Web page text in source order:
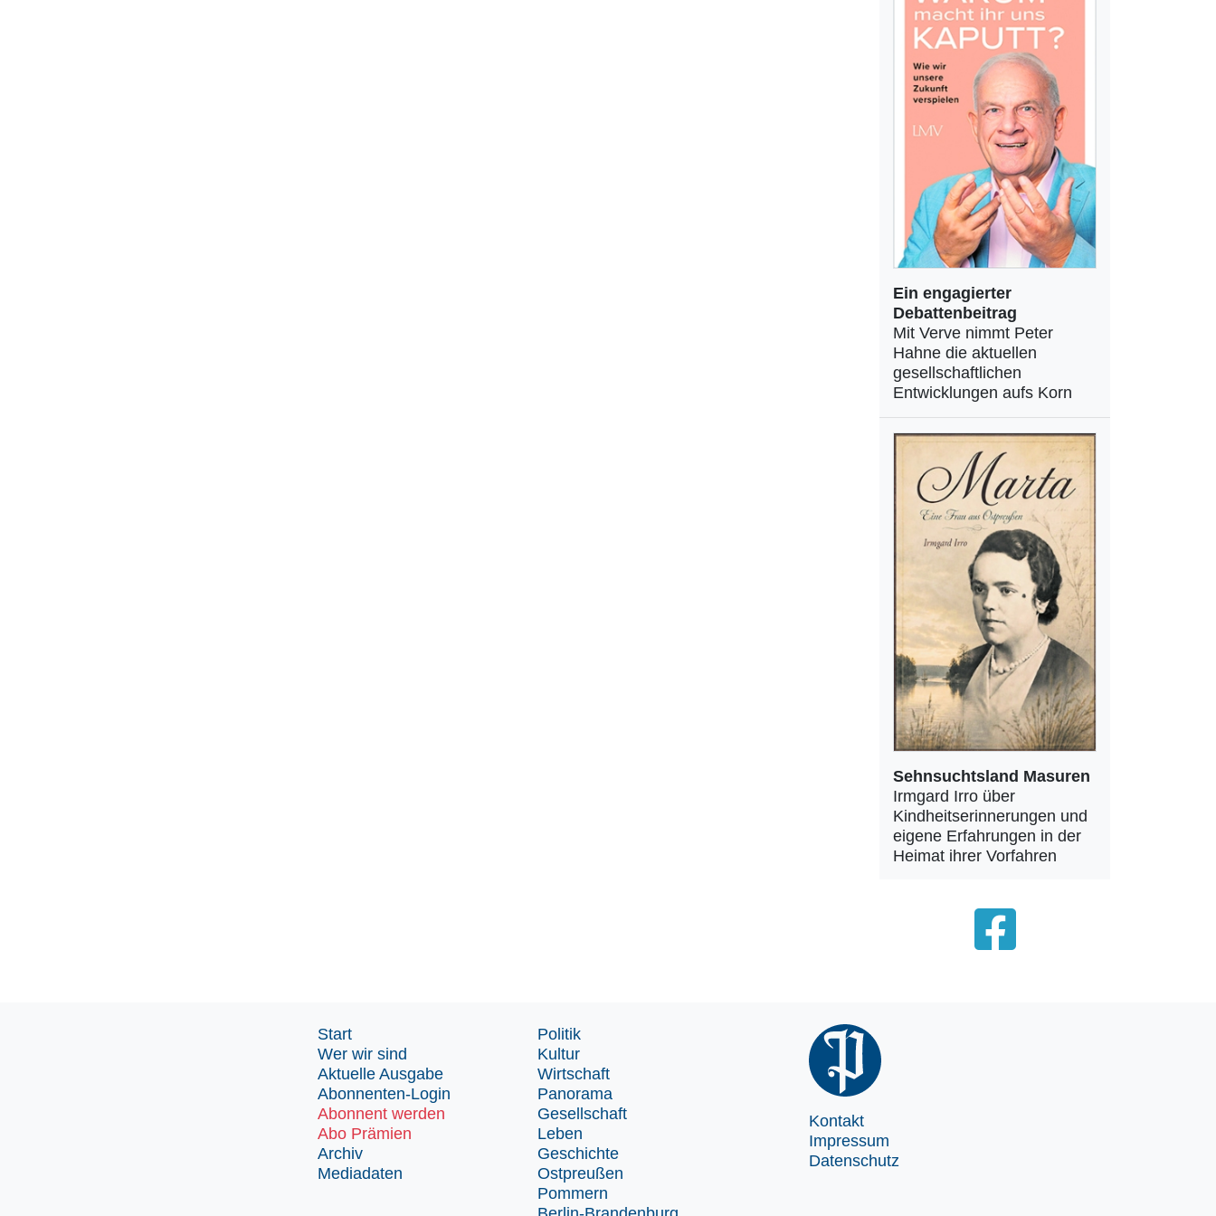
Ein engagierter
Debattenbeitrag
Mit Verve nimmt Peter
Hahne die aktuellen
gesellschaftlichen
Entwicklungen aufs Korn
Sehnsuchtsland Masuren
Irmgard Irro über
Kindheitserinnerungen und
eigene Erfahrungen in der
Heimat ihrer Vorfahren
Start
Wer wir sind
Aktuelle Ausgabe
Abonnenten-Login
Abonnent werden
Abo Prämien
Archiv
Mediadaten
Politik
Kultur
Wirtschaft
Panorama
Gesellschaft
Leben
Geschichte
Ostpreußen
Pommern
Kontakt
Impressum
Datenschutz